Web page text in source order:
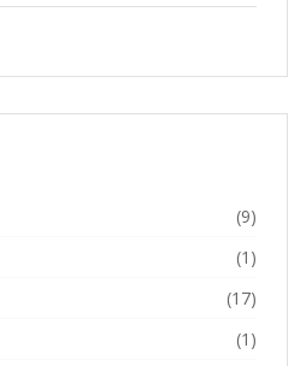
(9)
(1)
(17)
(1)